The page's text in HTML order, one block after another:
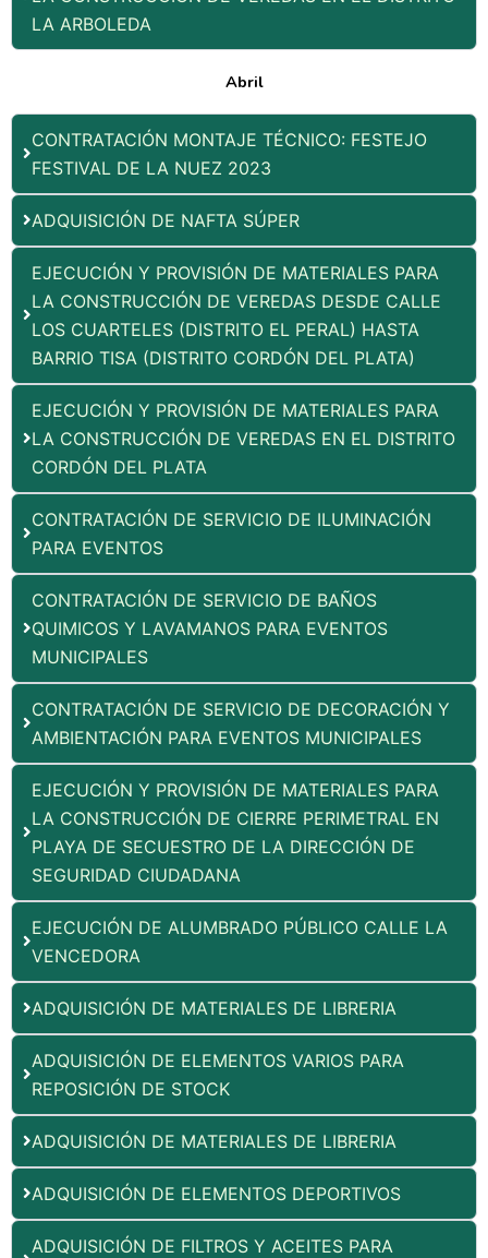
LA ARBOLEDA
Abril
CONTRATACIÓN MONTAJE TÉCNICO: FESTEJO
FESTIVAL DE LA NUEZ 2023
ADQUISICIÓN DE NAFTA SÚPER
EJECUCIÓN Y PROVISIÓN DE MATERIALES PARA
LA CONSTRUCCIÓN DE VEREDAS DESDE CALLE
LOS CUARTELES (DISTRITO EL PERAL) HASTA
BARRIO TISA (DISTRITO CORDÓN DEL PLATA)
EJECUCIÓN Y PROVISIÓN DE MATERIALES PARA
LA CONSTRUCCIÓN DE VEREDAS EN EL DISTRITO
CORDÓN DEL PLATA
CONTRATACIÓN DE SERVICIO DE ILUMINACIÓN
PARA EVENTOS
CONTRATACIÓN DE SERVICIO DE BAÑOS
QUIMICOS Y LAVAMANOS PARA EVENTOS
MUNICIPALES
CONTRATACIÓN DE SERVICIO DE DECORACIÓN Y
AMBIENTACIÓN PARA EVENTOS MUNICIPALES
EJECUCIÓN Y PROVISIÓN DE MATERIALES PARA
LA CONSTRUCCIÓN DE CIERRE PERIMETRAL EN
PLAYA DE SECUESTRO DE LA DIRECCIÓN DE
SEGURIDAD CIUDADANA
EJECUCIÓN DE ALUMBRADO PÚBLICO CALLE LA
VENCEDORA
ADQUISICIÓN DE MATERIALES DE LIBRERIA
ADQUISICIÓN DE ELEMENTOS VARIOS PARA
REPOSICIÓN DE STOCK
ADQUISICIÓN DE MATERIALES DE LIBRERIA
ADQUISICIÓN DE ELEMENTOS DEPORTIVOS
ADQUISICIÓN DE FILTROS Y ACEITES PARA